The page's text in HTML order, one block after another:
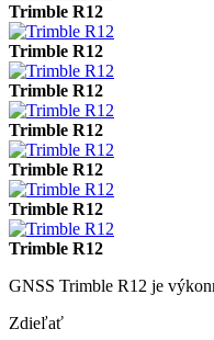
Trimble R12
Trimble R12
Trimble R12
Trimble R12
Trimble R12
Trimble R12
Trimble R12
GNSS Trimble R12 je
Zdieľať